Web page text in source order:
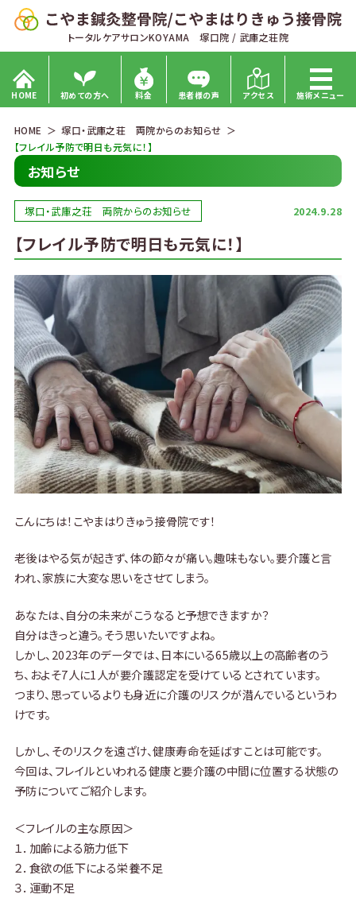
トータルケアサロンKOYAMA 塚口院 / 武庫之荘院
HOME 初めての方へ 料金 患者様の声 アクセス 施術メニュー
HOME
塚口・武庫之荘 両院からのお知らせ
【フレイル予防で明日も元気に！】
お知らせ
塚口・武庫之荘 両院からのお知らせ 2024.9.28
【フレイル予防で明日も元気に！】
こんにちは！こやまはりきゅう接骨院です！
老後はやる気が起きず、体の節々が痛い。趣味もない。要介護と言
われ、家族に大変な思いをさせてしまう。
あなたは、自分の未来がこうなると予想できますか？
自分はきっと違う。そう思いたいですよね。
しかし、2023年のデータでは、日本にいる65歳以上の高齢者のう
ち、およそ7人に1人が要介護認定を受けているとされています。
つまり、思っているよりも身近に介護のリスクが潜んでいるというわ
けです。
しかし、そのリスクを遠ざけ、健康寿命を延ばすことは可能です。
今回は、フレイルといわれる健康と要介護の中間に位置する状態の
予防についてご紹介します。
＜フレイルの主な原因＞
１．加齢による筋力低下
２．食欲の低下による栄養不足
３．運動不足